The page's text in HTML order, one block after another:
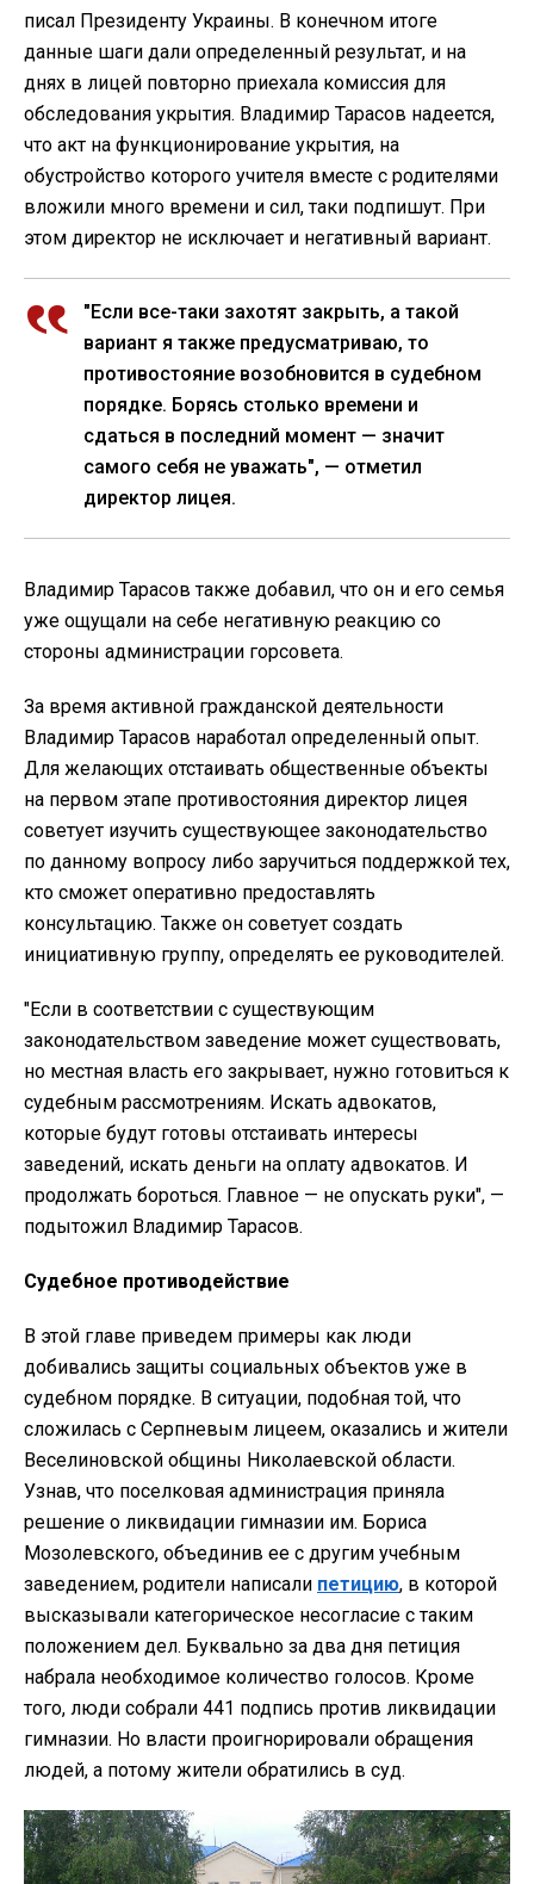
писал Президенту Украины. В конечном итоге
данные шаги дали определенный результат, и на
днях в лицей повторно приехала комиссия для
обследования укрытия. Владимир Тарасов надеется,
что акт на функционирование укрытия, на
обустройство которого учителя вместе с родителями
вложили много времени и сил, таки подпишут. При
этом директор не исключает и негативный вариант.
"Если все-таки захотят закрыть, а такой
вариант я также предусматриваю, то
противостояние возобновится в судебном
порядке. Борясь столько времени и
сдаться в последний момент — значит
самого себя не уважать", — отметил
директор лицея.
Владимир Тарасов также добавил, что он и его семья
уже ощущали на себе негативную реакцию со
стороны администрации горсовета.
За время активной гражданской деятельности
Владимир Тарасов наработал определенный опыт.
Для желающих отстаивать общественные объекты
на первом этапе противостояния директор лицея
советует изучить существующее законодательство
по данному вопросу либо заручиться поддержкой тех,
кто сможет оперативно предоставлять
консультацию. Также он советует создать
инициативную группу, определять ее руководителей.
"Если в соответствии с существующим
законодательством заведение может существовать,
но местная власть его закрывает, нужно готовиться к
судебным рассмотрениям. Искать адвокатов,
которые будут готовы отстаивать интересы
заведений, искать деньги на оплату адвокатов. И
продолжать бороться. Главное — не опускать руки", —
подытожил Владимир Тарасов.
Судебное противодействие
В этой главе приведем примеры как люди
добивались защиты социальных объектов уже в
судебном порядке. В ситуации, подобная той, что
сложилась с Серпневым лицеем, оказались и жители
Веселиновской общины Николаевской области.
Узнав, что поселковая администрация приняла
решение о ликвидации гимназии им. Бориса
Мозолевского, объединив ее с другим учебным
заведением, родители написали петицию, в которой
высказывали категорическое несогласие с таким
положением дел. Буквально за два дня петиция
набрала необходимое количество голосов. Кроме
того, люди собрали 441 подпись против ликвидации
гимназии. Но власти проигнорировали обращения
людей, а потому жители обратились в суд.